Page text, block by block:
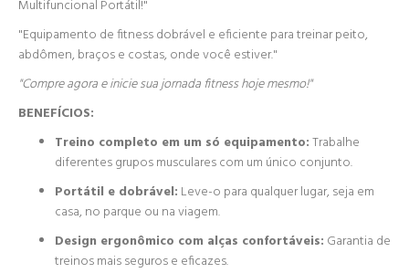
Multifuncional Portátil!"
"Equipamento de fitness dobrável e eficiente para treinar peito,
abdômen, braços e costas, onde você estiver."
"Compre agora e inicie sua jornada fitness hoje mesmo!"
BENEFÍCIOS:
Treino completo em um só equipamento:Trabalhe
diferentes grupos musculares com um único conjunto.
Portátil e dobrável: Leve-o para qualquer lugar, seja em
casa, no parque ou na viagem.
Design ergonômico com alças confortáveis: Garantia de
treinos mais seguros e eficazes.